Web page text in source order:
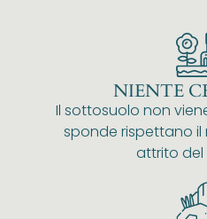
NIENTE
Il sottosuolo non
sponde rispettano
attrito del